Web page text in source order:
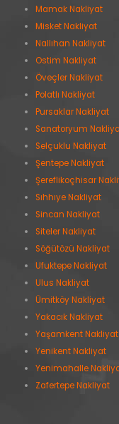
Mamak Nakliyat
Misket Nakliyat
Nallıhan Nakliyat
Ostim Nakliyat
Öveçler Nakliyat
Polatlı Nakliyat
Pursaklar Nakliyat
Sanatoryum
Selçuklu Nakliyat
Şentepe Nakliyat
Şereflikoçhisar
Sıhhıye Nakliyat
Sincan Nakliyat
Siteler Nakliyat
Söğütözü Nakliyat
Ufuktepe Nakliyat
Ulus Nakliyat
Ümitköy Nakliyat
Yakacık Nakliyat
Yaşamkent Nakliyat
Yenikent Nakliyat
Yenimahalle
Zafertepe Nakliyat